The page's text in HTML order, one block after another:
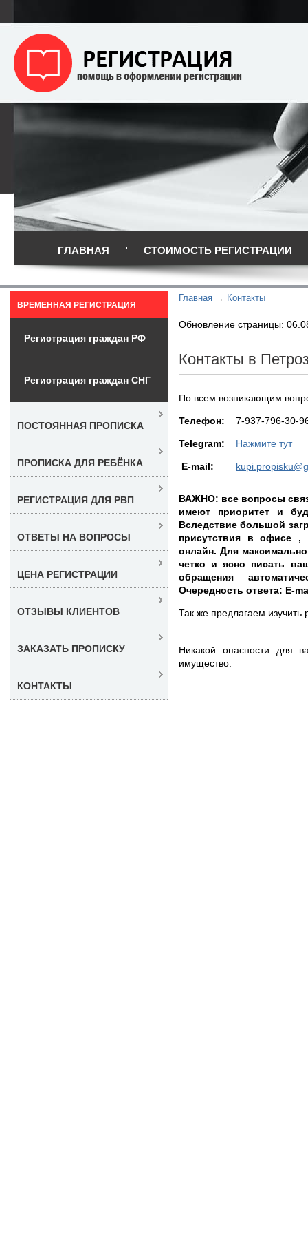
ГЛАВНАЯ СТОИМОСТЬ РЕГИСТРАЦИИ
Главная Контакты
Обновление страницы:
Контакты в
По всем возникающим
Teлефон: 7-937-796-30-
Telegram: Нажмите тут
E-mail:
ВАЖНО: все вопросы
имеют приоритет и
Вследствие большой
присутствия в офисе
онлайн. Для
четко и ясно писать
обращения
Очередность ответа: E-
Так же предлагаем изучить
Никакой опасности для
имущество.
ВРЕМЕННАЯ РЕГИСТРАЦИЯ
Регистрация граждан РФ
Регистрация граждан СНГ
ПОСТОЯННАЯ ПРОПИСКА
ПРОПИСКА ДЛЯ РЕБЁНКА
РЕГИСТРАЦИЯ ДЛЯ РВП
ОТВЕТЫ НА ВОПРОСЫ
ЦЕНА РЕГИСТРАЦИИ
ОТЗЫВЫ КЛИЕНТОВ
ЗАКАЗАТЬ ПРОПИСКУ
КОНТАКТЫ